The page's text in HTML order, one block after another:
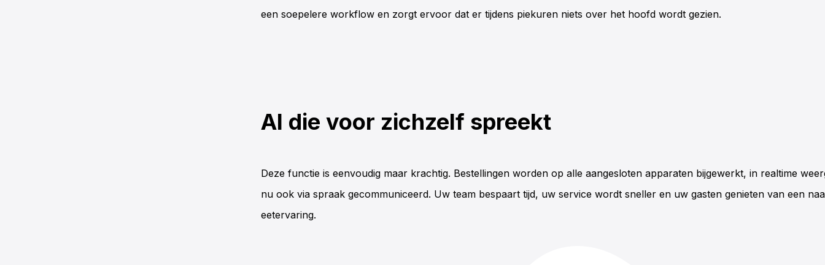
een soepelere workflow en zorgt ervoor dat er tijdens piekuren niets over het hoofd wordt gezien.
AI die voor zichzelf spreekt
Deze functie is eenvoudig maar krachtig. Bestellingen worden op alle aangesloten apparaten bijgewerkt, in realtime
nu ook via spraak gecommuniceerd. Uw team bespaart tijd, uw service wordt sneller en uw gasten genieten van een
eetervaring.